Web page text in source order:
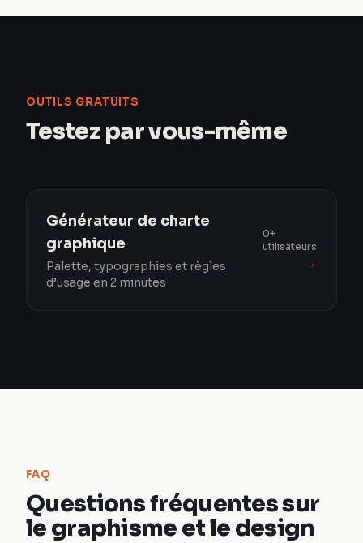
OUTILS GRATUITS
Testez par vous-même
Générateur de charte
graphique
Palette, typographies et règles
d’usage en 2 minutes
0+
utilisateurs
→
FAQ
Questions fréquentes sur
le graphisme et le design